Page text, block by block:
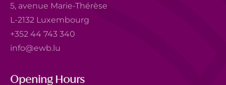
5, avenue Marie-Thérèse
L-2132 Luxembourg
+352 44 743 340
info@ewb.lu
Opening Hours